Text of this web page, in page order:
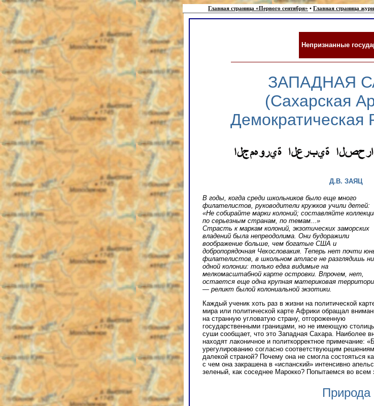
Главная страница «Первого сентября» • Главная страница
Непризнанные
ЗАПАДНАЯ
(Сахарская
Демократическая
Д.В. ЗАЯЦ
В годы, когда среди школьников было еще много
филателистов, руководители кружков учили детей:
«Не собирайте марки колоний; составляйте
по серьезным странам, по темам...»
Страсть к маркам колоний, экзотических заморских
владений была непреодолима. Они будоражили
воображение больше, чем богатые США и
добропорядочная Чехословакия. Теперь нет почти
филателистов, в школьном атласе не разглядишь ни
одной колонии: только едва видимые на
мелкомасштабной карте островки. Впрочем, нет,
остается еще одна крупная материковая
— реликт былой колониальной экзотики.
Каждый ученик хоть раз в жизни на политической
мира или политической карте Африки обращал
на странную угловатую страну, отгороженную
государственными границами, но не имеющую
суши сообщает, что это Западная Сахара. Наиболее
находят лаконичное и политкорректное примечание:
урегулированию согласно соответствующим
далекой страной? Почему она не смогла состояться
с чем она закрашена в «испанский» интенсивно
зеленый, как соседнее Марокко? Попытаемся во всем
Природа